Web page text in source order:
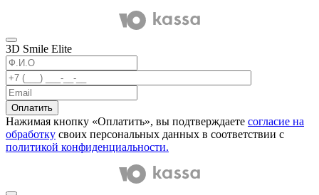
3D Smile Elite
Оплатить
Нажимая кнопку «Оплатить», вы подтверждаете согласие на
обработку своих персональных данных в соответствии с
политикой конфиденциальности.